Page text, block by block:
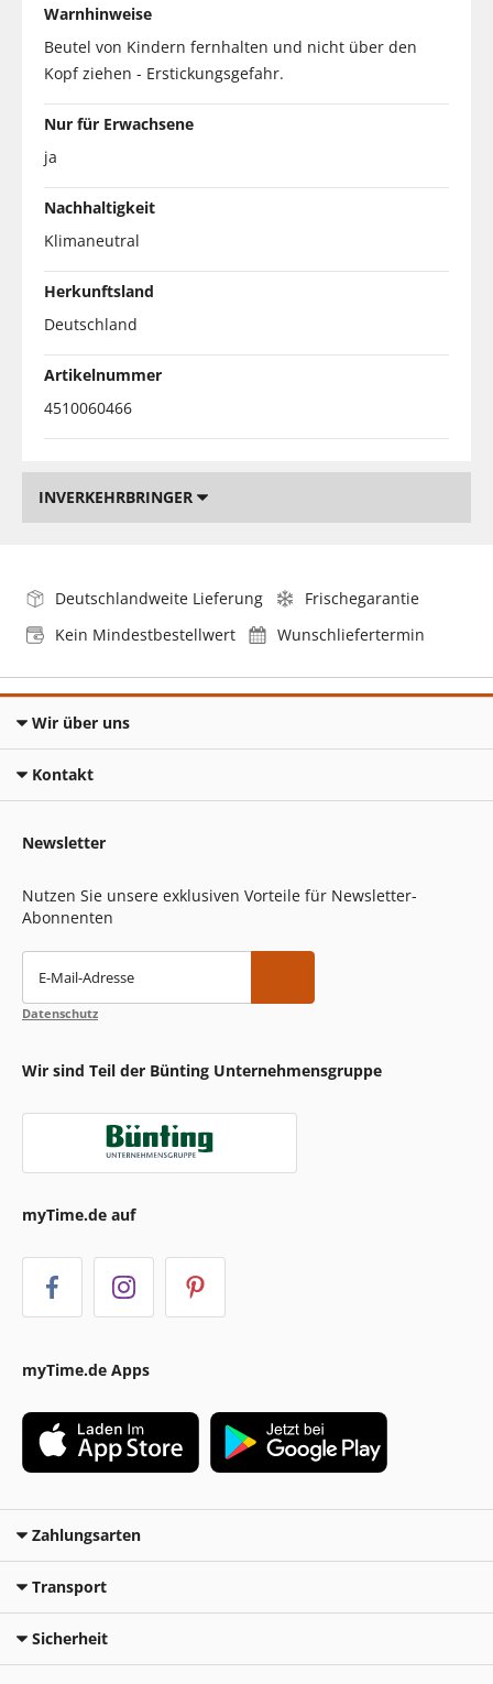
Warnhinweise
Beutel von Kindern fernhalten und nicht über den
Kopf ziehen - Erstickungsgefahr.
Nur für Erwachsene
ja
Nachhaltigkeit
Klimaneutral
Herkunftsland
Deutschland
Artikelnummer
4510060466
INVERKEHRBRINGER
Deutschlandweite Lieferung
Frischegarantie
Kein Mindestbestellwert
Wunschliefertermin
Wir über uns
Kontakt
Newsletter
Nutzen Sie unsere exklusiven Vorteile für Newsletter-
Abonnenten
E-Mail-Adresse
Datenschutz
Wir sind Teil der Bünting Unternehmensgruppe
myTime.de auf
myTime.de Apps
Zahlungsarten
Transport
Sicherheit